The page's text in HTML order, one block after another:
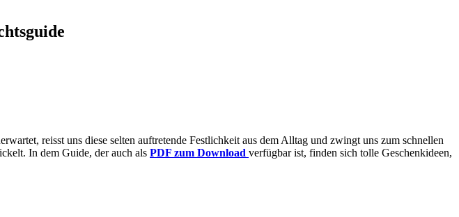
reisst uns diese selten auftretende Festlichkeit aus dem Alltag und zwingt uns zum schnellen
In dem Guide, der auch als PDF zum Download verfügbar ist, finden sich tolle Geschenkideen,